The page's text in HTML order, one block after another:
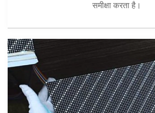
समीक्षा करता है।